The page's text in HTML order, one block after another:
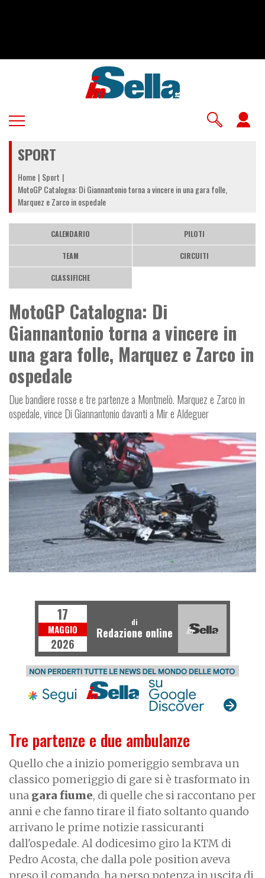
SPORT
Home Sport
MotoGP Catalogna: Di Giannantonio torna a vincere in una gara folle,
Marquez e Zarco in ospedale
CALENDARIO PILOTI
TEAM CIRCUITI
CLASSIFICHE
MotoGP Catalogna: Di
Giannantonio torna a vincere in
una gara folle, Marquez e Zarco in
ospedale
Due bandiere rosse e tre partenze a Montmelò. Marquez e Zarco in
ospedale, vince Di Giannantonio davanti a Mir e Aldeguer
Tre partenze e due ambulanze
Quello che a inizio pomeriggio sembrava un
classico pomeriggio di gare si è trasformato in
una gara fiume, di quelle che si raccontano per
anni e che fanno tirare il fiato soltanto quando
arrivano le prime notizie rassicuranti
dall'ospedale. Al dodicesimo giro la KTM di
Pedro Acosta, che dalla pole position aveva
preso il comando, ha perso potenza in uscita di
17
MAGGIO
2026
di
Redazione online